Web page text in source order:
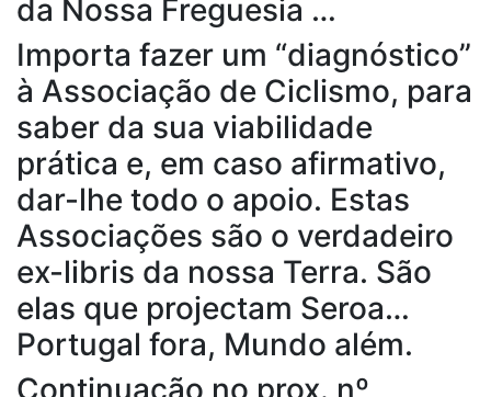
da Nossa Freguesia …
Importa fazer um “diagnóstico”
à Associação de Ciclismo, para
saber da sua viabilidade
prática e, em caso afirmativo,
dar-lhe todo o apoio. Estas
Associações são o verdadeiro
ex-libris da nossa Terra. São
elas que projectam Seroa…
Portugal fora, Mundo além.
Continuação no prox. nº